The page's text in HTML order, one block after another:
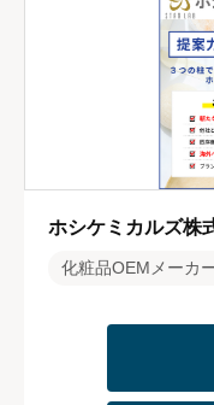
ホシケミカルズ株
化粧品OEMメーカ